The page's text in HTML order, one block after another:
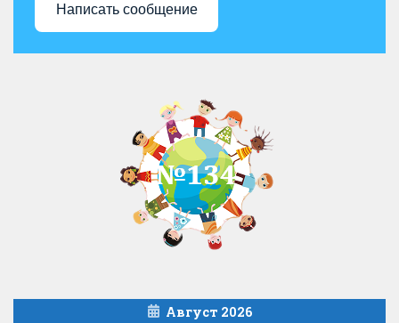
Написать сообщение
Август 2026